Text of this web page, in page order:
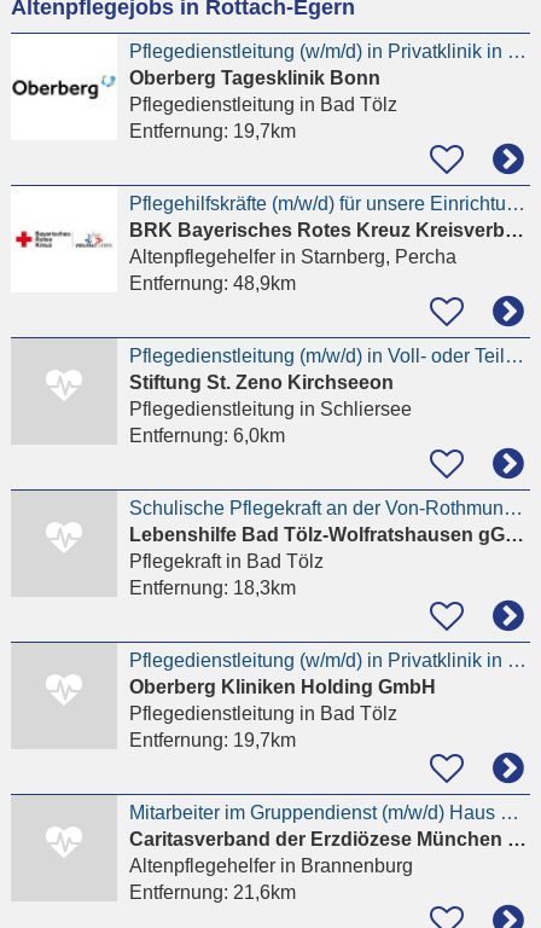
eingeben
Altenpflegejobs in Rottach-Egern
Pflegedienstleitung (w/m/d) in Privatklinik in naturnaher Lage
Oberberg Tagesklinik Bonn
Pflegedienstleitung in Bad Tölz
Entfernung: 19,7km
Pflegehilfskräfte (m/w/d) für unsere Einrichtungen im Landkreis Starnberg
BRK Bayerisches Rotes Kreuz Kreisverband Starnberg
Altenpflegehelferin Starnberg, Percha
Entfernung: 48,9km
Pflegedienstleitung (m/w/d) in Voll- oder Teilzeit
Stiftung St. Zeno Kirchseeon
Pflegedienstleitung in Schliersee
Entfernung: 6,0km
Schulische Pflegekraft an der Von-Rothmund-Schule mit den Partnerklassen ab 14.09.2026 gesucht
Lebenshilfe Bad Tölz-Wolfratshausen gGmbH
Pflegekraftin Bad Tölz
Entfernung: 18,3km
Pflegedienstleitung (w/m/d) in Privatklinik in naturnaher Lage
Oberberg Kliniken Holding GmbH
Pflegedienstleitung in Bad Tölz
Entfernung: 19,7km
Mitarbeiter im Gruppendienst (m/w/d) Haus Christophorus Brannenburg
Caritasverband der Erzdiözese München und Freising e. V. Hauptverwaltung
Altenpflegehelferin Brannenburg
Entfernung: 21,6km